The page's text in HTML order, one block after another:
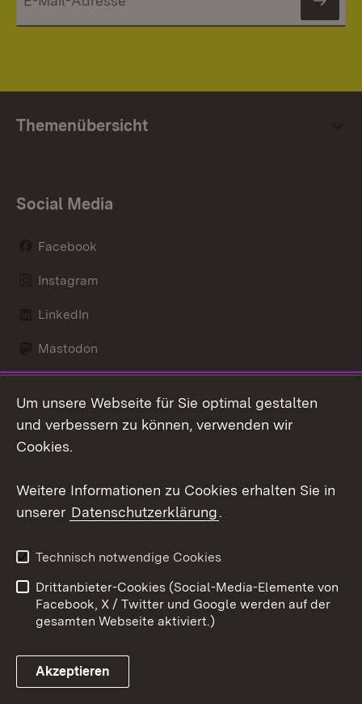
Themenübersicht
Social Media
Facebook
Instagram
LinkedIn
Mastodon
X / Twitter
Youtube
Link zum Landesportal
Kontakt
Datenschutz
Barrierefreiheit
Impressum Cookies
Um unsere Webseite für Sie optimal gestalten
und verbessern zu können, verwenden wir
Cookies.
Weitere Informationen zu Cookies erhalten Sie in
unserer Datenschutzerklärung.
Technisch notwendige Cookies
Drittanbieter-Cookies (Social-Media-Elemente von
Facebook, X / Twitter und Google werden auf der
gesamten Webseite aktiviert.)
Akzeptieren